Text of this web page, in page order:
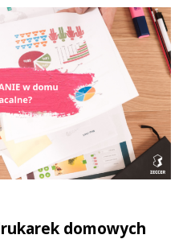
domowych